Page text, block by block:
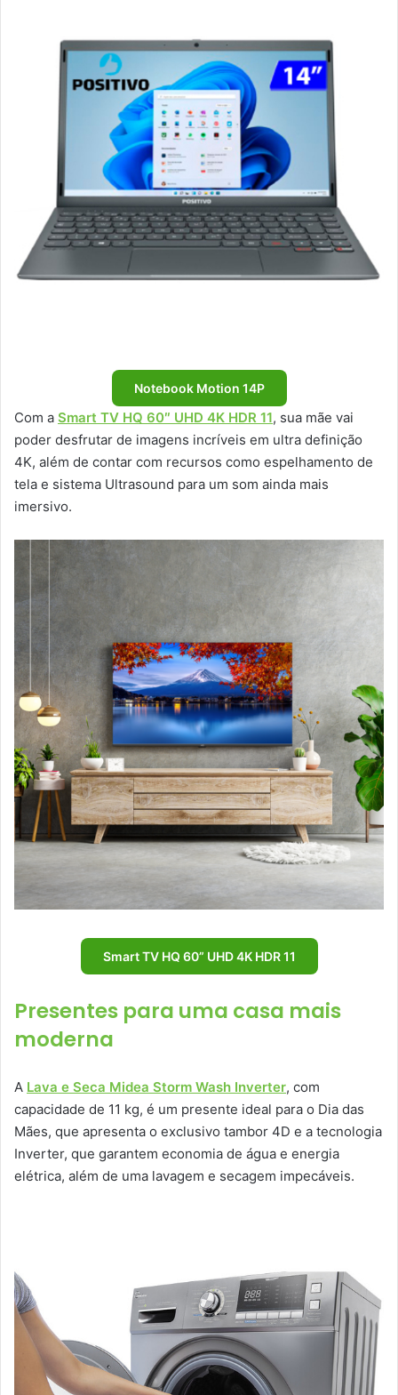
Notebook Motion 14P
Com a Smart TV HQ 60″ UHD 4K HDR 11, sua mãe vai
poder desfrutar de imagens incríveis em ultra definição
4K, além de contar com recursos como espelhamento de
tela e sistema Ultrasound para um som ainda mais
imersivo.
Smart TV HQ 60” UHD 4K HDR 11
Presentes para uma casa mais
moderna
A Lava e Seca Midea Storm Wash Inverter, com
capacidade de 11 kg, é um presente ideal para o Dia das
Mães, que apresenta o exclusivo tambor 4D e a tecnologia
Inverter, que garantem economia de água e energia
elétrica, além de uma lavagem e secagem impecáveis.